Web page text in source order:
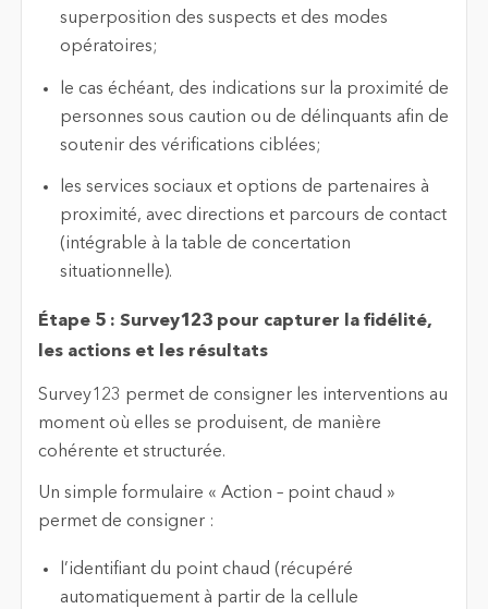
superposition des suspects et des modes
opératoires;
le cas échéant, des indications sur la proximité de
personnes sous caution ou de délinquants afin de
soutenir des vérifications ciblées;
les services sociaux et options de partenaires à
proximité, avec directions et parcours de contact
(intégrable à la table de concertation
situationnelle).
Étape 5 : Survey123 pour capturer la fidélité,
les actions et les résultats
Survey123 permet de consigner les interventions au
moment où elles se produisent, de manière
cohérente et structurée.
Un simple formulaire « Action – point chaud »
permet de consigner :
l’identifiant du point chaud (récupéré
automatiquement à partir de la cellule